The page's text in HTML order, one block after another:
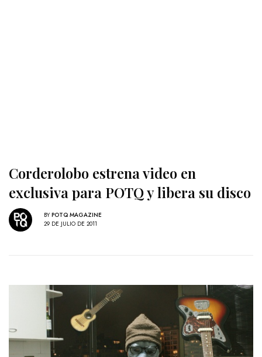
Corderolobo estrena video en
exclusiva para POTQ y libera su disco
BY POTQ MAGAZINE
29 DE JULIO DE 2011